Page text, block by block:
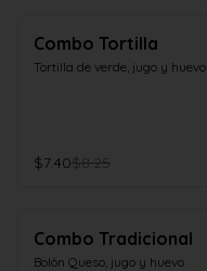
Combo Tortilla
Tortilla de verde, jugo y huevo
$7.40$8.25
Combo Tradicional
Bolón Queso, jugo y huevo